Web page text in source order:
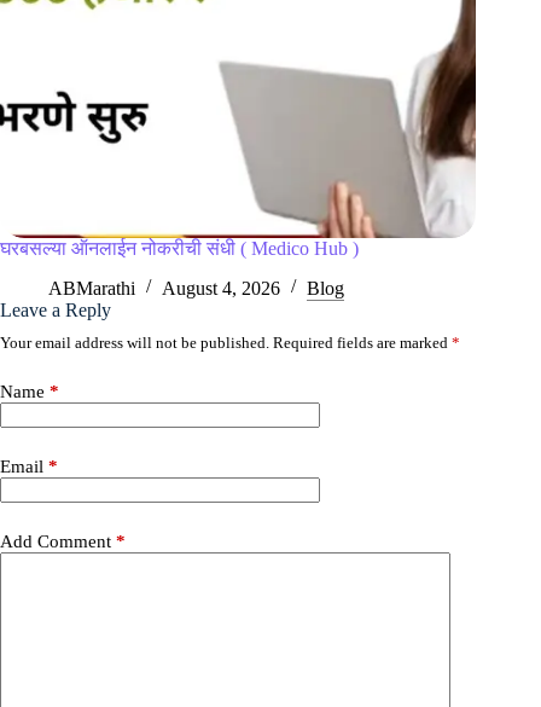
घरबसल्या ऑनलाईन नोकरीची संधी ( Medico Hub )
ABMarathi
August 4, 2026
Blog
Leave a Reply
Your email address will not be published. Required fields are marked *
Name *
Email *
Add Comment *